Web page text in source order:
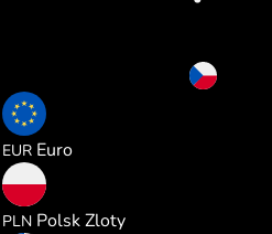
EUR Euro
PLN Polsk Zloty